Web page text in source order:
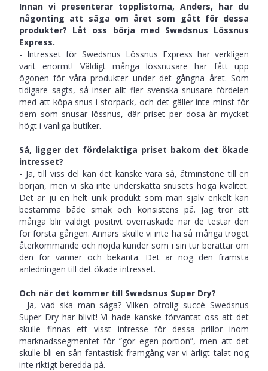
Innan vi presenterar topplistorna, Anders, har du
någonting att säga om året som gått för dessa
produkter? Låt oss börja med Swedsnus Lössnus
Express.
- Intresset för Swedsnus Lössnus Express har verkligen
varit enormt! Väldigt många lössnusare har fått upp
ögonen för våra produkter under det gångna året. Som
tidigare sagts, så inser allt fler svenska snusare fördelen
med att köpa snus i storpack, och det gäller inte minst för
dem som snusar lössnus, där priset per dosa är mycket
högt i vanliga butiker.
Så, ligger det fördelaktiga priset bakom det ökade
intresset?
- Ja, till viss del kan det kanske vara så, åtminstone till en
början, men vi ska inte underskatta snusets höga kvalitet.
Det är ju en helt unik produkt som man själv enkelt kan
bestämma både smak och konsistens på. Jag tror att
många blir väldigt positivt överraskade när de testar den
för första gången. Annars skulle vi inte ha så många troget
återkommande och nöjda kunder som i sin tur berättar om
den för vänner och bekanta. Det är nog den främsta
anledningen till det ökade intresset.
Och när det kommer till Swedsnus Super Dry?
- Ja, vad ska man säga? Vilken otrolig succé Swedsnus
Super Dry har blivit! Vi hade kanske förväntat oss att det
skulle finnas ett visst intresse för dessa prillor inom
marknadssegmentet för ”gör egen portion”, men att det
skulle bli en sån fantastisk framgång var vi ärligt talat nog
inte riktigt beredda på.